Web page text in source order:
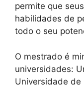
permite que
habilidades de
todo o seu
O mestrado é
universidades:
Universidade de